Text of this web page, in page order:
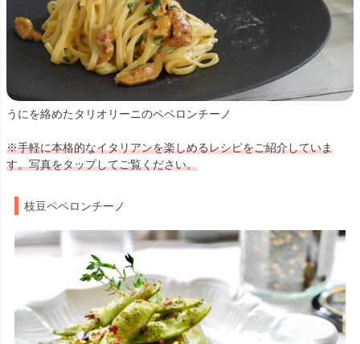
うにを絡めたタリオリーニのペペロンチーノ
※手軽に本格的なイタリアンを楽しめるレシピをご紹介していま
す。写真をタップしてご覧ください。
枝豆ペペロンチーノ